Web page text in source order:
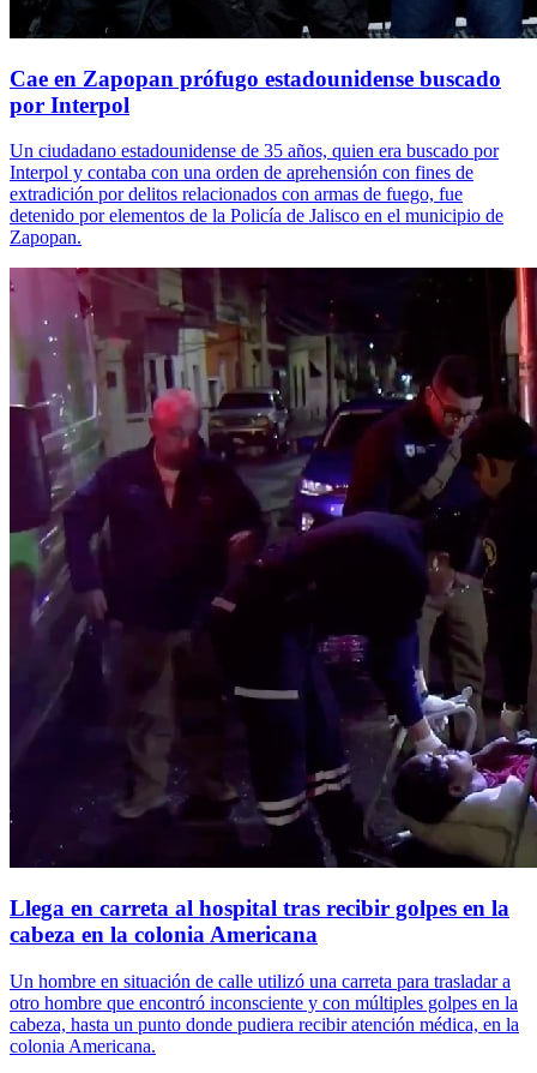
Cae en Zapopan prófugo estadounidense buscado
por Interpol
Un ciudadano estadounidense de 35 años, quien era buscado por
Interpol y contaba con una orden de aprehensión con fines de
extradición por delitos relacionados con armas de fuego, fue
detenido por elementos de la Policía de Jalisco en el municipio de
Zapopan.
Llega en carreta al hospital tras recibir golpes en la
cabeza en la colonia Americana
Un hombre en situación de calle utilizó una carreta para trasladar a
otro hombre que encontró inconsciente y con múltiples golpes en la
cabeza, hasta un punto donde pudiera recibir atención médica, en la
colonia Americana.